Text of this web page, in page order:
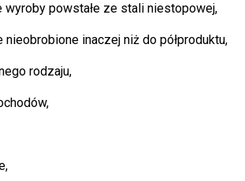
wyroby powstałe ze stali niestopowej,
nieobrobione inaczej niż do półproduktu,
rodzaju,